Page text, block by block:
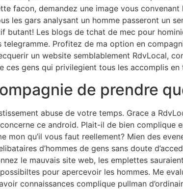
facon, demandez une image vous
les gars analysant un homme passeront un
butant! Les blogs de tchat de mec pour
telegramme. Profitez de ma option en
un website semblablement RdvLocal,
gens qui privilegient tous les accomplis en
de prendre
abuse de votre temps. Grace a
ce android. Plait-il de bien complique
mon qu’il vous faut reellement? Mien des
d’hommes de gens sans doute
le mauvais site web, les emplettes
pour apercevoir les hommes. Me
connaissances complique pullman